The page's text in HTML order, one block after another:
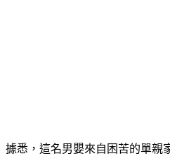
男嬰因為營養不良而被送進醫院